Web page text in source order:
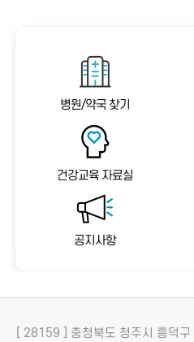
병원/약국 찾기
건강교육 자료실
공지사항
[ 28159 ] 충청북도 청주시 흥덕